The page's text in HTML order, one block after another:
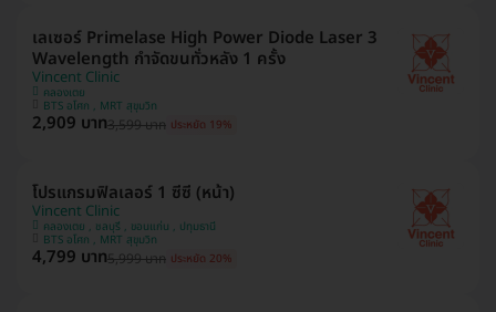
เลเซอร์ Primelase High Power Diode Laser 3
Wavelength กำจัดขนทั่วหลัง 1 ครั้ง
Vincent Clinic
คลองเตย
BTS อโศก , MRT สุขุมวิท
2,909 บาท3,599 บาท ประหยัด 19%
โปรแกรมฟิลเลอร์ 1 ซีซี (หน้า)
Vincent Clinic
คลองเตย , ชลบุรี , ขอนแก่น , ปทุมธานี
BTS อโศก , MRT สุขุมวิท
4,799 บาท5,999 บาท ประหยัด 20%